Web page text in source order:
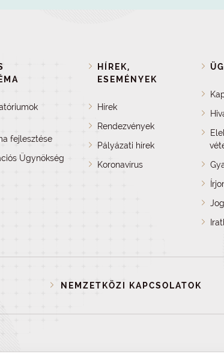
fejlesztése
Ügynökség
HÍREK,
ESEMÉNYEK
Hírek
Rendezvények
Pályázati hírek
Koronavírus
NEMZETKÖZI KAPCSOLATOK